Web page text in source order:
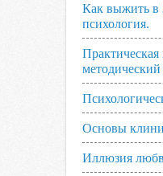
Как выжить
психология.
Основы
Иллюзия